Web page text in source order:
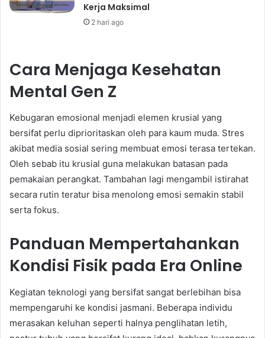
Kerja Maksimal
2 hari ago
Cara Menjaga Kesehatan
Mental Gen Z
Kebugaran emosional menjadi elemen krusial yang
bersifat perlu diprioritaskan oleh para kaum muda. Stres
akibat media sosial sering membuat emosi terasa tertekan.
Oleh sebab itu krusial guna melakukan batasan pada
pemakaian perangkat. Tambahan lagi mengambil istirahat
secara rutin teratur bisa menolong emosi semakin stabil
serta fokus.
Panduan Mempertahankan
Kondisi Fisik pada Era Online
Kegiatan teknologi yang bersifat sangat berlebihan bisa
mempengaruhi ke kondisi jasmani. Beberapa individu
merasakan keluhan seperti halnya penglihatan letih,